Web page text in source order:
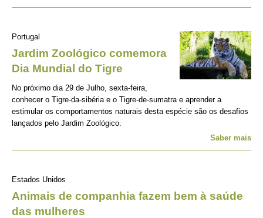
Portugal
Jardim Zoológico comemora
Dia Mundial do Tigre
No próximo dia 29 de Julho, sexta-feira,
conhecer o Tigre-da-sibéria e o Tigre-de-sumatra e aprender a
estimular os comportamentos naturais desta espécie são os desafios
lançados pelo Jardim Zoológico.
Saber mais
Estados Unidos
Animais de companhia fazem bem à saúde
das mulheres